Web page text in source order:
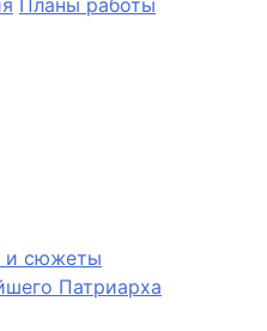
Планы работы
и сюжеты
Патриарха